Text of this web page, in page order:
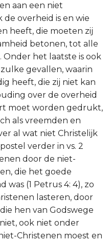
aan een niet
overheid is en wie
heeft, die moeten zij
betonen, tot alle
het laatste is ook
gevallen, waarin
heeft, die zij niet kan
over de overheid
moet worden gedrukt,
als vreemden en
al wat niet Christelijk
verder in vs. 2
door de niet-
die het goede
was (1 Petrus 4: 4), zo
lasteren, door
hen van Godswege
ook niet onder
Christenen moest en